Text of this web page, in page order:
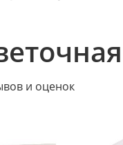
и оценок